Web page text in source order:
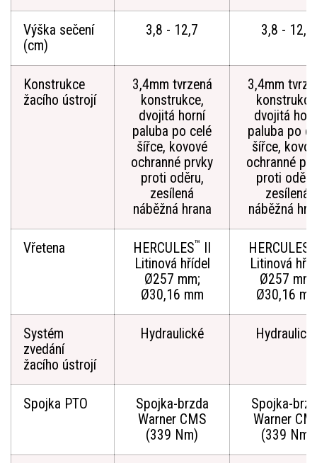
Výška sečení
(cm)
3,8 - 12,7 3,8 - 12,7
Konstrukce
žacího ústrojí
3,4mm tvrzená
konstrukce,
dvojitá horní
paluba po celé
šířce, kovové
ochranné prvky
proti oděru,
zesílená
náběžná hrana
3,4mm
dvojitá
paluba po
šířce,
ochranné
proti
zesílená
náběžná
Vřetena HERCULES™
Litinová hřídel
Ø257 mm;
Ø30,16 mm
HERCULES
Litinová
Ø257 mm;
Ø30,16
Systém
zvedání
žacího ústrojí
Hydraulické
Spojka PTO
Spojka-brzda
Warner CMS
(339 Nm)
Spojka-
Warner
(339 Nm)